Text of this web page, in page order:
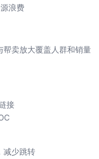
浪费
帮卖放大覆盖人群和销量
接
减少跳转